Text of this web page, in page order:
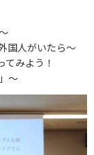
国人がいたら～
みよう！
～